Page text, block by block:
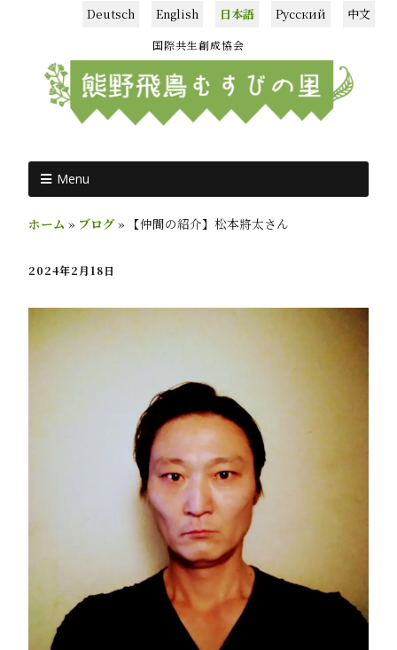
Deutsch English 日本語 Русский 中文
国際共生創成協会
Menu
ホーム » ブログ » 【仲間の紹介】松本將太さん
2024年2月18日